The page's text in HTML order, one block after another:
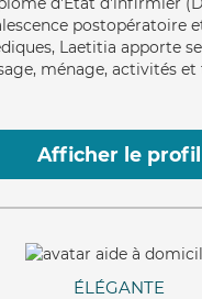
postopératoire
Laetitia apporte
ménage, activités
Afficher le profil
ÉLÉGANTE